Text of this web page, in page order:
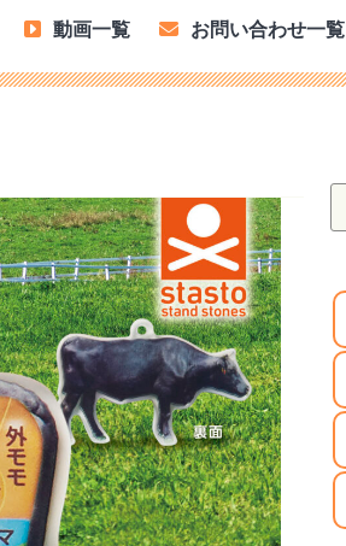
動画一覧 お問い合わせ一覧